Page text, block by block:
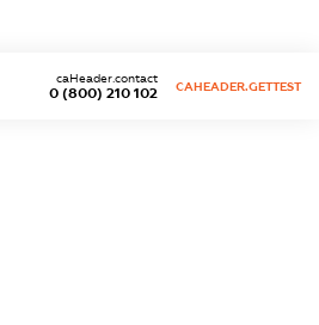
0 (800) 210 102
caHeader.contact
CAHEADER.GETTEST